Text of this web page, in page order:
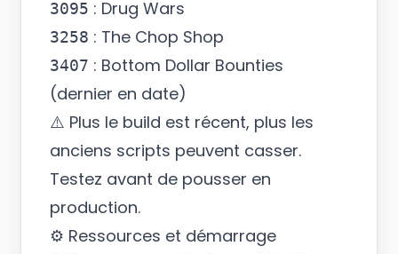
3095 : Drug Wars
3258 : The Chop Shop
3407 : Bottom Dollar Bounties
(dernier en date)
⚠️ Plus le build est récent, plus les
anciens scripts peuvent casser.
Testez avant de pousser en
production.
⚙️ Ressources et démarrage